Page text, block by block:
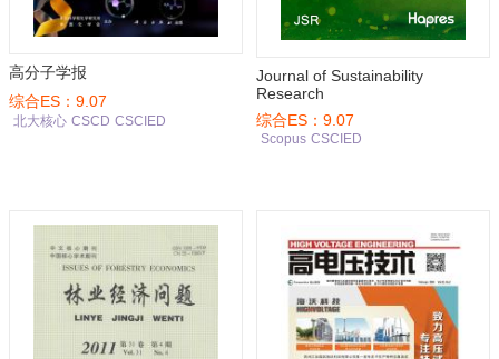
高分子学报
综合ES：9.07
北大核心 CSCD CSCIED
Journal of Sustainability
Research
综合ES：9.07
Scopus CSCIED